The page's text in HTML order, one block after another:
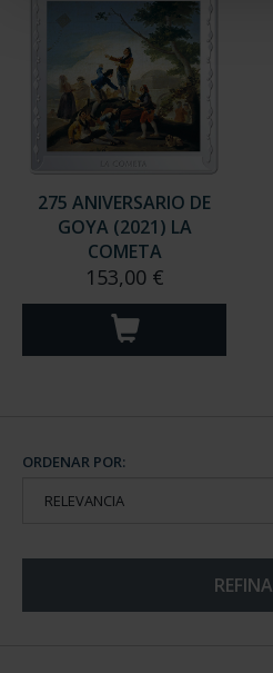
275 ANIVERSARIO DE
GOYA (2021) LA
COMETA
153,00 €
ORDENAR POR: